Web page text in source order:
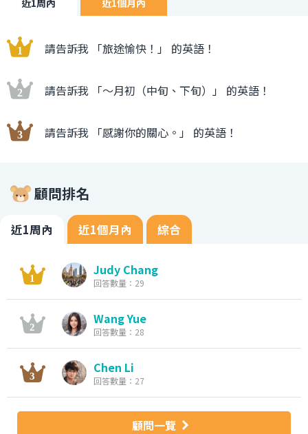
請告訴我 「旅途愉快！」 的英語！
請告訴我 「〜月初（中旬、下旬）」 的英語！
請告訴我 「感謝你的關心。」 的英語！
顧問排名
近1周內 近1個月內 綜合
Judy Chang
回答數量：29
Wang Yue
回答數量：28
Chen Li
回答數量：27
顧問一覽